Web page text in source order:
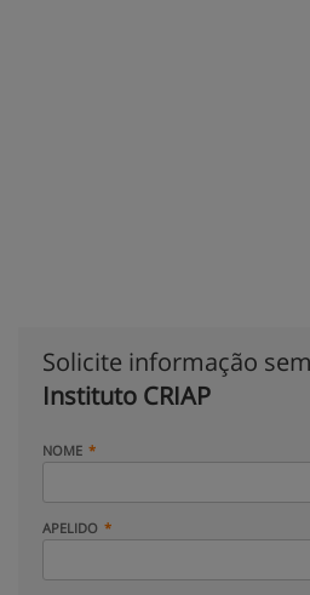
Solicite informação
Instituto CRIAP
NOME
APELIDO